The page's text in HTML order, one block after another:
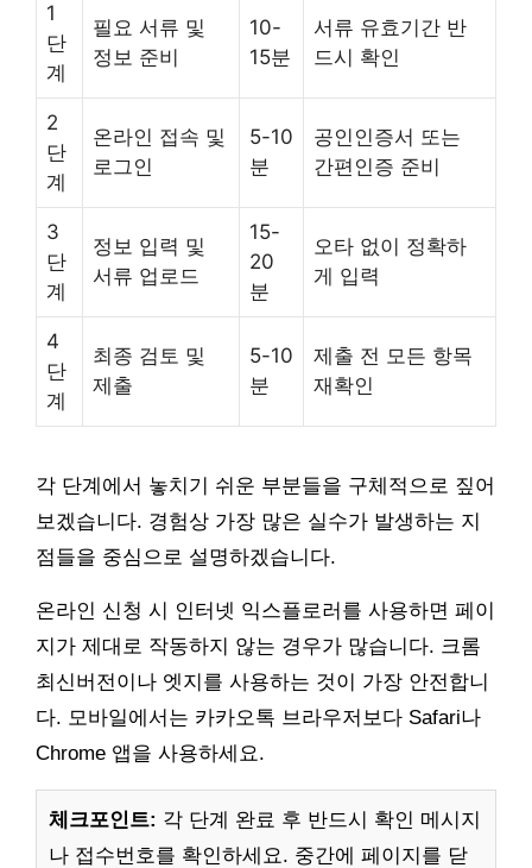
1
단
계
필요 서류 및
정보 준비
10-
15분
서류 유효기간 반
드시 확인
2
단
계
온라인 접속 및
로그인
5-10
분
공인인증서 또는
간편인증 준비
3
단
계
정보 입력 및
서류 업로드
15-
20
분
오타 없이 정확하
게 입력
4
단
계
최종 검토 및
제출
5-10
분
제출 전 모든 항목
재확인
각 단계에서 놓치기 쉬운 부분들을 구체적으로 짚어
보겠습니다. 경험상 가장 많은 실수가 발생하는 지
점들을 중심으로 설명하겠습니다.
온라인 신청 시 인터넷 익스플로러를 사용하면 페이
지가 제대로 작동하지 않는 경우가 많습니다. 크롬
최신버전이나 엣지를 사용하는 것이 가장 안전합니
다. 모바일에서는 카카오톡 브라우저보다 Safari나
Chrome 앱을 사용하세요.
체크포인트: 각 단계 완료 후 반드시 확인 메시지
나 접수번호를 확인하세요. 중간에 페이지를 닫